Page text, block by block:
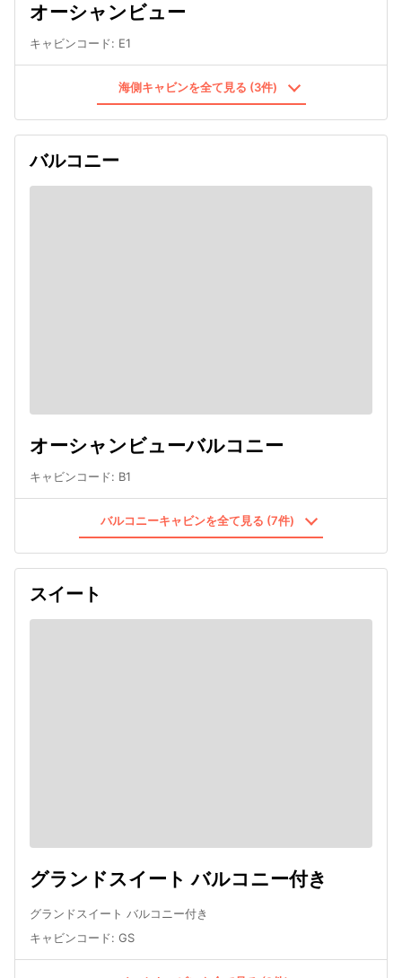
オーシャンビュー
キャビンコード: E1
海側キャビンを全て見る (3件)
バルコニー
オーシャンビューバルコニー
キャビンコード: B1
バルコニーキャビンを全て見る (7件)
スイート
グランドスイート バルコニー付き
グランドスイート バルコニー付き
キャビンコード: GS